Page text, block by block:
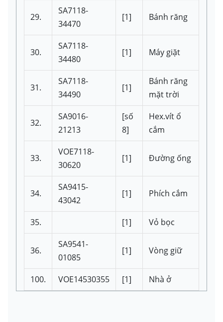
29.
SA7118-
34470
[1] Bánh răng
30.
SA7118-
34480
[1] Máy giặt
31.
SA7118-
34490
[1]
Bánh răng
mặt trời
32.
SA9016-
21213
[số
8]
Hex.vít ổ
cắm
33.
VOE7118-
30620
[1] Đường ống
34.
SA9415-
43042
[1] Phích cắm
35. [1] Vỏ bọc
36.
SA9541-
01085
[1] Vòng giữ
100. VOE14530355 [1] Nhà ở